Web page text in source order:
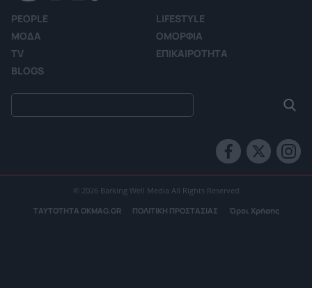
PEOPLE
LIFESTYLE
ΜΟΔΑ
ΟΜΟΡΦΙΑ
TV
ΕΠΙΚΑΙΡΟΤΗΤΑ
BLOGS
© 2026 Barking Well Media All Rights Reserved
ΤΑΥΤΟΤΗΤΑ OKMAG.GR ΠΟΛΙΤΙΚΗ ΠΡΟΣΤΑΣΙΑΣ Όροι Χρήσης